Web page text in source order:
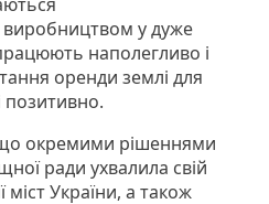
виробництвом у дуже
наполегливо і
оренди землі для
позитивно.
окремими рішеннями
ради ухвалила свій
міст України, а також